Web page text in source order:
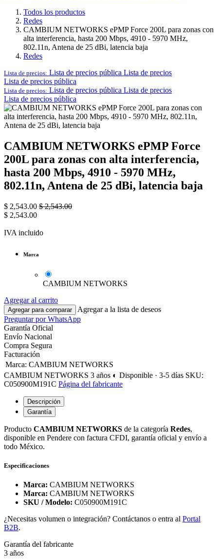
Todos los productos
Redes
CAMBIUM NETWORKS ePMP Force 200L para zonas con
alta interferencia, hasta 200 Mbps, 4910 - 5970 MHz,
802.11n, Antena de 25 dBi, latencia baja
Redes
Lista de precios: Lista de precios pública Lista de precios
Lista de precios pública
Lista de precios: Lista de precios pública Lista de precios
Lista de precios pública
CAMBIUM NETWORKS ePMP Force
200L para zonas con alta interferencia,
hasta 200 Mbps, 4910 - 5970 MHz,
802.11n, Antena de 25 dBi, latencia baja
$ 2,543.00 $2,543.00
$ 2,543.00
IVA incluido
Marca
CAMBIUM NETWORKS
Agregar al carrito
Agregar para comparar
Agregar a la lista de deseos
Preguntar por WhatsApp
Garantía Oficial
Envío Nacional
Compra Segura
Facturación
Marca: CAMBIUM NETWORKS
CAMBIUM NETWORKS 3 años ◐ Disponible · 3-5 días SKU:
C050900M191C Página del fabricante
Descripción
Garantía
Producto CAMBIUM NETWORKS de la categoría Redes,
disponible en Pendere con factura CFDI, garantía oficial y envío a
todo México.
Especificaciones
Marca: CAMBIUM NETWORKS
Marca: CAMBIUM NETWORKS
SKU / Modelo: C050900M191C
¿Necesitas volumen o integración? Contáctanos o entra al Portal
B2B.
Garantía del fabricante
3 años